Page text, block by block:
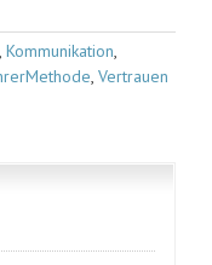
, Kommunikation,
, Vertrauen